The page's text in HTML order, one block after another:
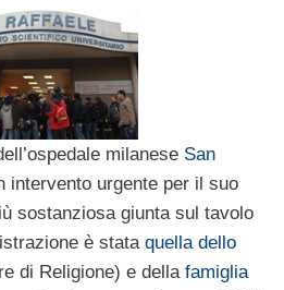
milanese San
intervento urgente per il suo
sostanziosa giunta sul tavolo
è stata quella dello
di Religione) e della famiglia